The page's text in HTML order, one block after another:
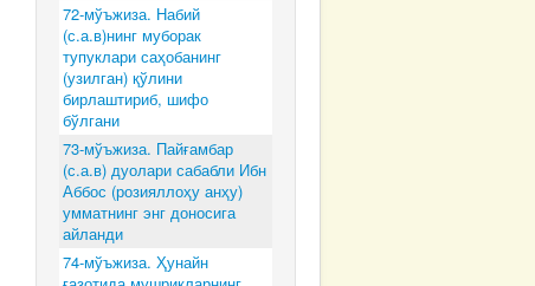
72-мўъжиза. Набий
(с.а.в)нинг муборак
тупуклари саҳобанинг
(узилган) қўлини
бирлаштириб, шифо
бўлгани
73-мўъжиза. Пайғамбар
(с.а.в) дуолари сабабли Ибн
Аббос (розияллоҳу анҳу)
умматнинг энг доносига
айланди
74-мўъжиза. Ҳунайн